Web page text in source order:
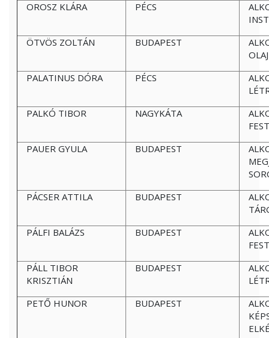
OROSZ KLÁRA
PÉCS
ÖTVÖS ZOLTÁN
BUDAPEST
PALATINUS DÓRA
PÉCS
PALKÓ TIBOR
NAGYKÁTA
PAUER GYULA
BUDAPEST
PÁCSER ATTILA
BUDAPEST
PÁLFI BALÁZS
BUDAPEST
PÁLL TIBOR
KRISZTIÁN
BUDAPEST
PETŐ HUNOR
BUDAPEST